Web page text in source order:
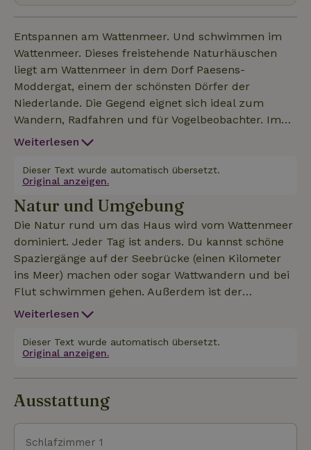
Entspannen am Wattenmeer. Und schwimmen im
Wattenmeer. Dieses freistehende Naturhäuschen
liegt am Wattenmeer in dem Dorf Paesens-
Moddergat, einem der schönsten Dörfer der
Niederlande. Die Gegend eignet sich ideal zum
Wandern, Radfahren und für Vogelbeobachter. Im
Erdgeschoss dieses sonnigen Hauses findest du das
ein Arbeitszimmer, eine separate Toilette mit
Waschbecken und das Badezimmer mit Dusche
und Waschbecken. Eine steile Treppe mit einem
guten Handlauf führt dich in den ersten Stock. In
der ersten Etage gibt es ein Durchgangszimmer mit
zwei Einzelbetten und ein Schlafzimmer mit einem
Doppelbett. Das Haus ist geschmackvoll mit einigen
Brocantestücken eingerichtet und es hängen
einfache und authentische Atmosphäre. Du kannst
in dem privaten, stimmungsvollen Garten draußen
Weiterlesen
Dieser Text wurde automatisch übersetzt.
Original anzeigen.
Natur und Umgebung
Die Natur rund um das Haus wird vom Wattenmeer
dominiert. Jeder Tag ist anders. Du kannst schöne
Spaziergänge auf der Seebrücke (einen Kilometer
ins Meer) machen oder sogar Wattwandern und bei
Flut schwimmen gehen. Außerdem ist der
Nationalpark Lauwersmeer ein Muss. Dort sind
gibt Aussichtspunkte und Vogelhütten. Am
Lauwersmeer gibt es einen schönen Strand zum
Baden. Vogelliebhaber können hier im Frühling und
Herbst viele Zugvögel und Gänse beobachten. Im
Sommer kannst du den Löffler sehen. Für Angler
gibt es den Hafen von Lauwersoog.
Weiterlesen
Dieser Text wurde automatisch übersetzt.
Original anzeigen.
Ausstattung
Schlafzimmer 1